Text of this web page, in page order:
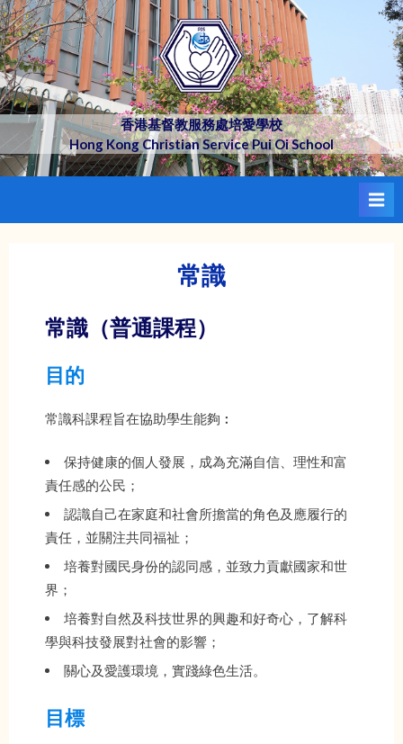
Skip
to
content
香港基督教服務處培愛學校
Hong Kong Christian Service Pui Oi School
常識
常識（普通課程）
目的
常識科課程旨在協助學生能夠︰
保持健康的個人發展，成為充滿自信、理性和富
責任感的公民；
認識自己在家庭和社會所擔當的角色及應履行的
責任，並關注共同福祉；
培養對國民身份的認同感，並致力貢獻國家和世
界；
培養對自然及科技世界的興趣和好奇心，了解科
學與科技發展對社會的影響；
關心及愛護環境，實踐綠色生活。
目標